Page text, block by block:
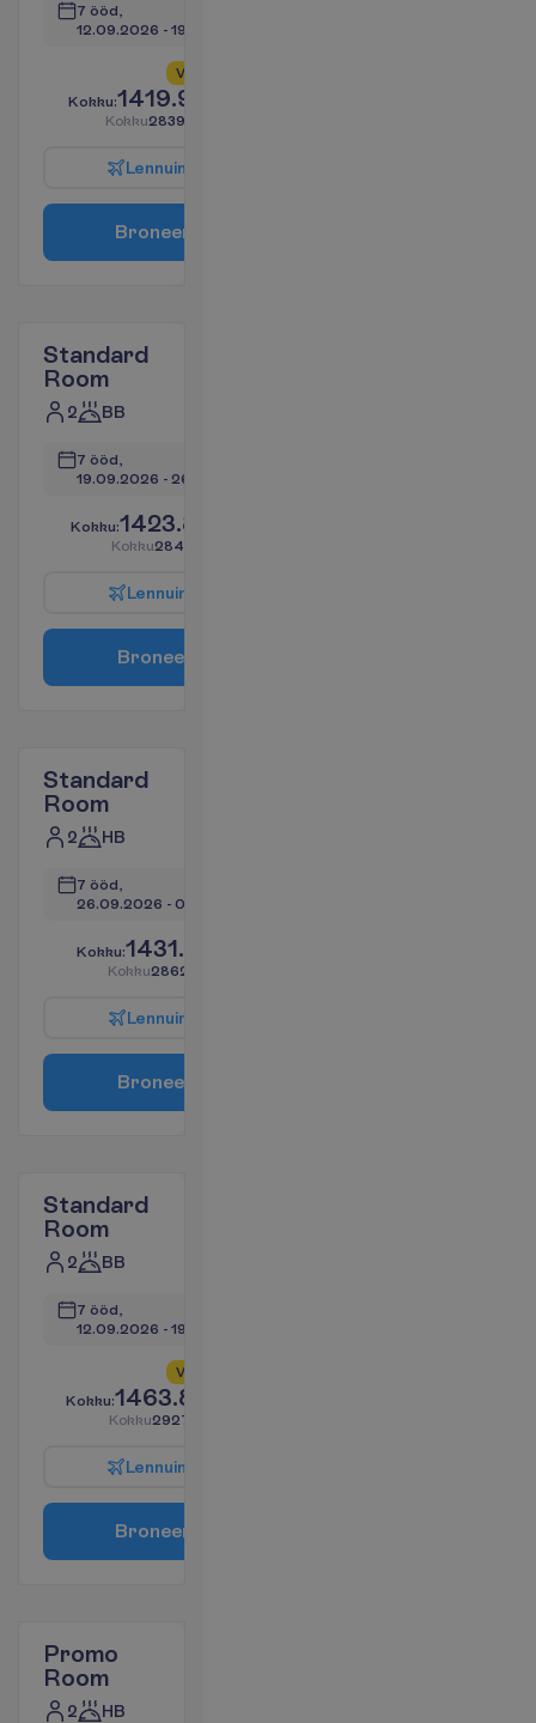
7 ööd,
12.09.2026 - 19.09.2026
V
Kokku:1419.94
Kokku2839.88
Lennuin
Broneer
Standard
Room
2 BB
7 ööd,
19.09.2026 - 26.09.2026
Kokku:1423.80
Kokku2847.61
Lennuin
Broneer
Standard
Room
2 HB
7 ööd,
26.09.2026 - 03.10.2026
Kokku:1431.37
Kokku2862.74
Lennuin
Broneer
Standard
Room
2 BB
7 ööd,
12.09.2026 - 19.09.2026
V
Kokku:1463.80
Kokku2927.61
Lennuin
Broneer
Promo
Room
2 HB